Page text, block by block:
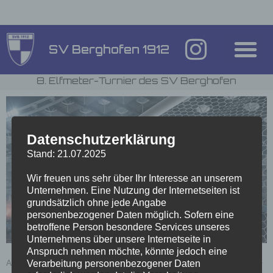
SV Berghofen 1912
8. Elfmeter-Turnier des SV Berghofen
Am Samstag, den 5. Juli 2025 ist es wieder soweit und die Strafstoß-
Datenschutzerklärung
Stand: 21.07.2025
Wir freuen uns sehr über Ihr Interesse an unserem
Unternehmen. Eine Nutzung der Internetseiten ist
grundsätzlich ohne jede Angabe
personenbezogener Daten möglich. Sofern eine
betroffene Person besondere Services unseres
Unternehmens über unsere Internetseite in
Anspruch nehmen möchte, könnte jedoch eine
Verarbeitung personenbezogener Daten